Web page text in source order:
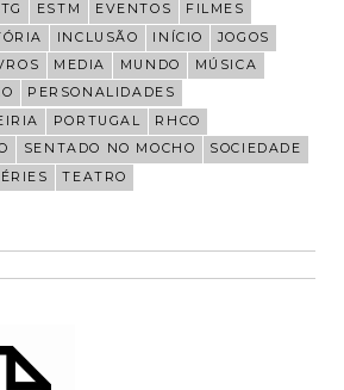
ESTM EVENTOS
FILMES
INCLUSÃO INÍCIO
JOGOS
MEDIA MUNDO
MÚSICA
PERSONALIDADES
PORTUGAL
RHCO
SENTADO NO MOCHO
SOCIEDADE
TEATRO